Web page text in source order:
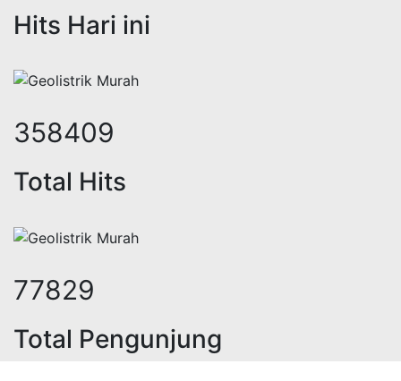
Hits Hari ini
452278
Total Hits
98604
Total Pengunjung